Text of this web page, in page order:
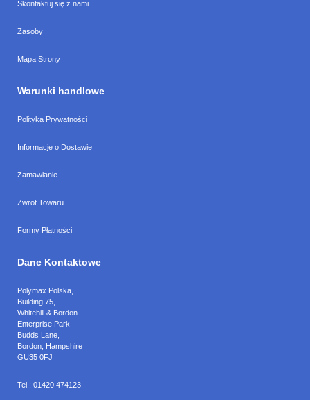
Skontaktuj się z nami
Zasoby
Mapa Strony
Warunki handlowe
Polityka Prywatności
Informacje o Dostawie
Zamawianie
Zwrot Towaru
Formy Płatności
Dane Kontaktowe
Polymax Polska
Building 75,
Whitehill & Bordon
Enterprise Park
Budds Lane
Bordon Hampshire
GU35 0FJ
Tel.: 01420 474123